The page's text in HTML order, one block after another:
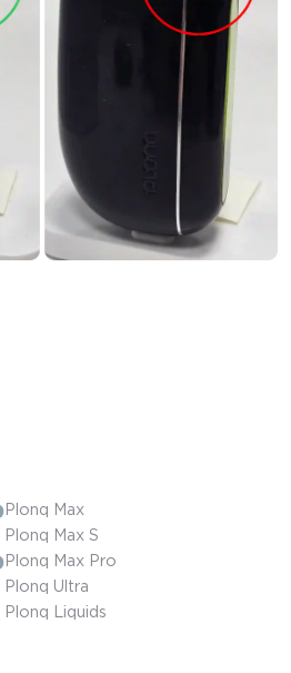
Plonq Max
Plonq Max S
Plonq Max Pro
Plonq Ultra
Plonq Liquids